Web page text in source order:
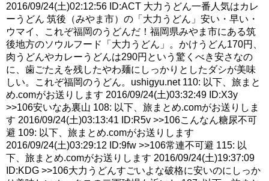
2016/09/24(土)02:12:56 ID:ACT 大力うどん一番人気はカレ
ーうどん 筑後（みやま市）の「大力うどん」安い・早い・
ウマイ、これぞ福岡のうどんだ！福岡県みやま市にある筑
後地方のソウルフード「大力うどん」。かけうどん170円、
肉うどんやカレーうどんは290円という驚くべき安さなの
に、歯ごたえを残したやわ麺にしっかりとしたダシが美味
しい。これぞ福岡のうどん。ushigyu.net 110: 以下、旅まと
め.comがお送りします 2016/09/24(土)03:32:49 ID:X3y
>>106安いなあ裏山 108: 以下、旅まとめ.comがお送りしま
す 2016/09/24(土)03:13:41 ID:R5v >>106こんなん糖尿不可
避 109: 以下、旅まとめ.comがお送りします
2016/09/24(土)03:29:12 ID:9fw >>106常連不可避 115: 以
下、旅まとめ.comがお送りします 2016/09/24(土)19:37:09
ID:KDG >>106大力うどんすごいよな破格に安いのにしっか